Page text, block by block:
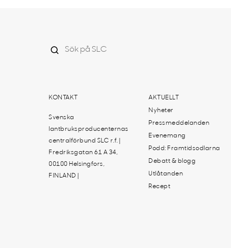
KONTAKT
Svenska
lantbruksproducenternas
centralförbund SLC r.f. |
Fredriksgatan 61 A 34,
00100 Helsingfors,
FINLAND |
AKTUELLT
Nyheter
Pressmeddelanden
Evenemang
Podd: Framtidsodlarna
Debatt & blogg
Utlåtanden
Recept